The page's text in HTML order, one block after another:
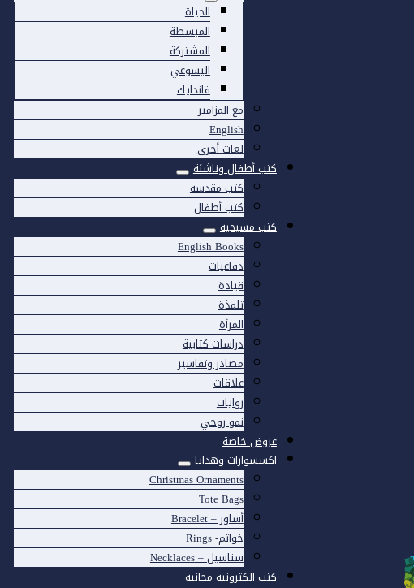
الحياة
المبسطة
المشتركة
اليسوعي
فاندايك
مع المزامير
English
لغات أخرى
كتب أطفال وناشئة
كتب مقدسة
كتب أطفال
كتب مسيحية
English Books
دفاعيات
قيادة
تلمذة
المرأة
دراسات كتابية
مصادر وتفاسير
علاقات
روايات
نمو روحي
عروض خاصة
اكسسوارات وهدايا
Christmas Ornaments
Tote Bags
أساور – Bracelet
خواتم- Rings
سناسيل – Necklaces
كتب الكترونية مجانية